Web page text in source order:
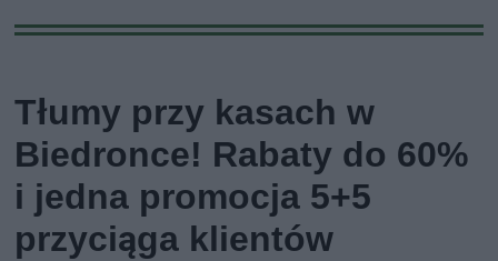
Tłumy przy kasach w
Biedronce! Rabaty do 60%
i jedna promocja 5+5
przyciąga klientów